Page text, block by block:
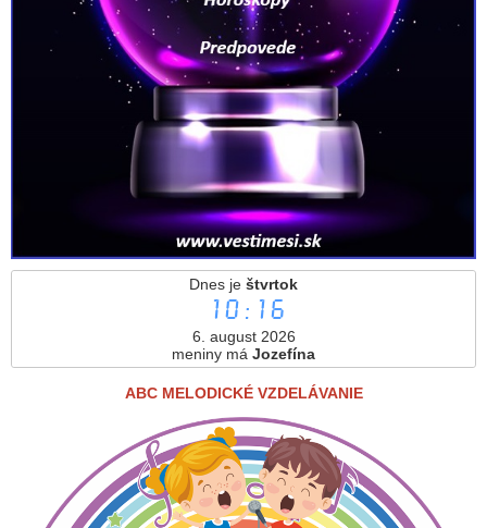
Dnes je štvrtok
10:16
6. august 2026
meniny má Jozefína
ABC MELODICKÉ VZDELÁVANIE